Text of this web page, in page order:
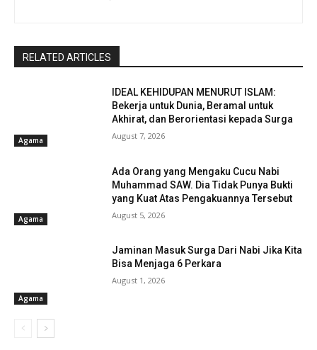
RELATED ARTICLES
Agama
IDEAL KEHIDUPAN MENURUT ISLAM:
Bekerja untuk Dunia, Beramal untuk
Akhirat, dan Berorientasi kepada Surga
August 7, 2026
Agama
Ada Orang yang Mengaku Cucu Nabi
Muhammad SAW. Dia Tidak Punya Bukti
yang Kuat Atas Pengakuannya Tersebut
August 5, 2026
Agama
Jaminan Masuk Surga Dari Nabi Jika Kita
Bisa Menjaga 6 Perkara
August 1, 2026